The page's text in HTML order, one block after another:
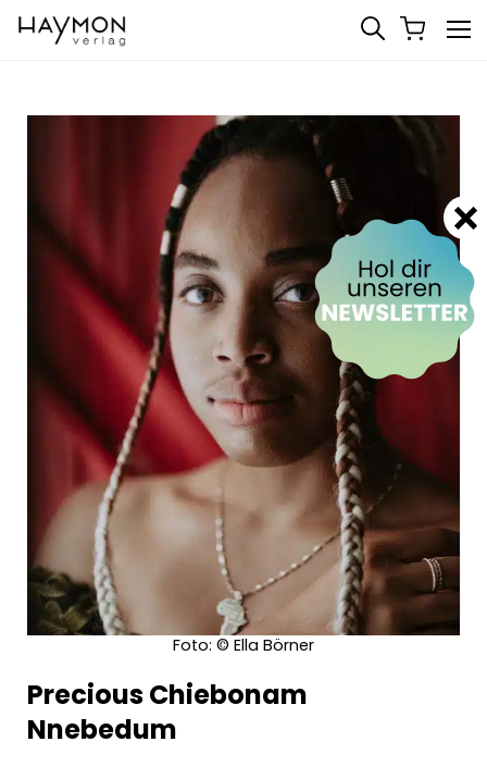
Foto: © Ella Börner
Precious Chiebonam
Nnebedum